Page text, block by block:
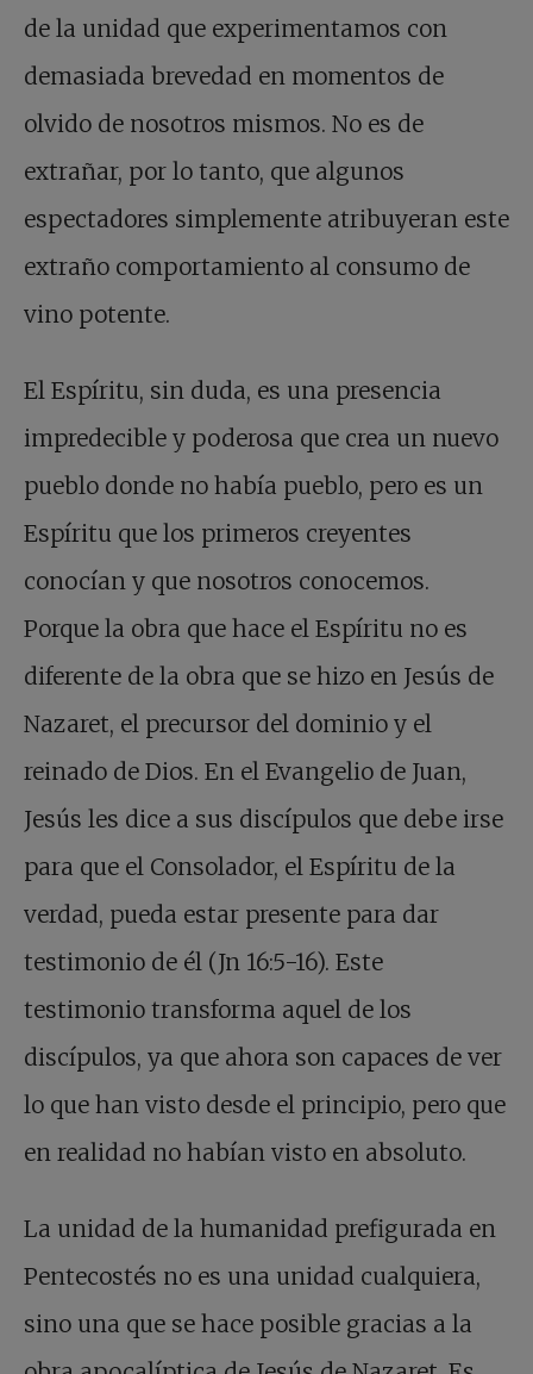
de la unidad que experimentamos con
demasiada brevedad en momentos de
olvido de nosotros mismos. No es de
extrañar, por lo tanto, que algunos
espectadores simplemente atribuyeran este
extraño comportamiento al consumo de
vino potente.
El Espíritu, sin duda, es una presencia
impredecible y poderosa que crea un nuevo
pueblo donde no había pueblo, pero es un
Espíritu que los primeros creyentes
conocían y que nosotros conocemos.
Porque la obra que hace el Espíritu no es
diferente de la obra que se hizo en Jesús de
Nazaret, el precursor del dominio y el
reinado de Dios. En el Evangelio de Juan,
Jesús les dice a sus discípulos que debe irse
para que el Consolador, el Espíritu de la
verdad, pueda estar presente para dar
testimonio de él (Jn 16:5-16). Este
testimonio transforma aquel de los
discípulos, ya que ahora son capaces de ver
lo que han visto desde el principio, pero que
en realidad no habían visto en absoluto.
La unidad de la humanidad prefigurada en
Pentecostés no es una unidad cualquiera,
sino una que se hace posible gracias a la